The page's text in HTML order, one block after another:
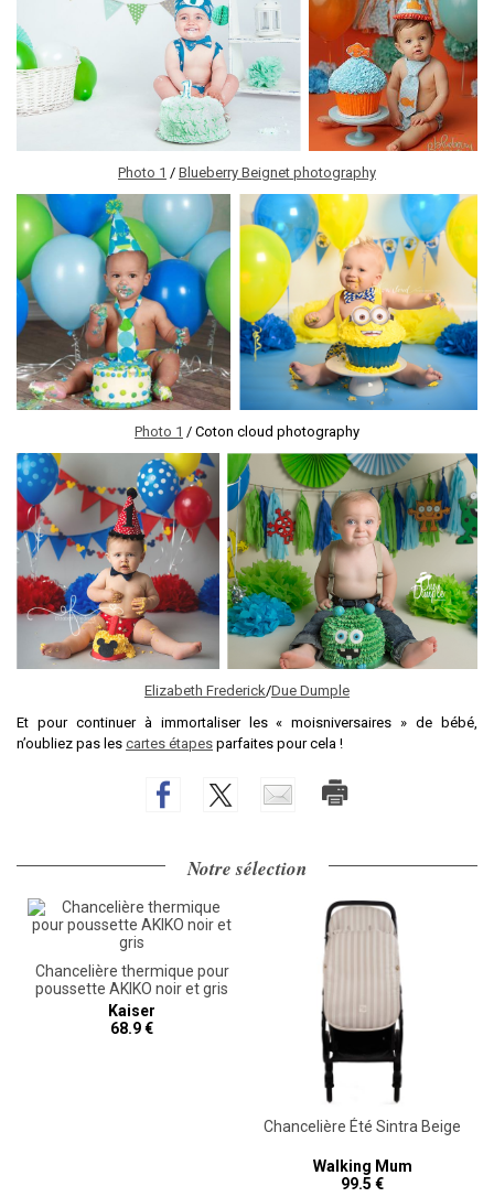
Photo 1 / Blueberry Beignet photography
Photo 1 / Coton cloud photography
Elizabeth Frederick/Due Dumple
Et pour continuer à immortaliser les « moisniversaires » de bébé,
n’oubliez pas les cartes étapes parfaites pour cela !
Notre sélection
Chancelière thermique pour
poussette AKIKO noir et gris
Kaiser
68.9 €
Chancelière Été Sintra Beige
Walking Mum
99.5 €